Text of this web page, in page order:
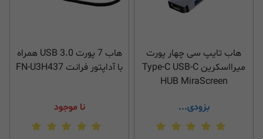
هاب تایپ سی چهار پورت
میرااسکرین Type-C USB-C
HUB MiraScreen
بزودی...
هاب 7 پورت USB 3.0 همراه
با آداپتور فرانت FN-U3H437
نا موجود